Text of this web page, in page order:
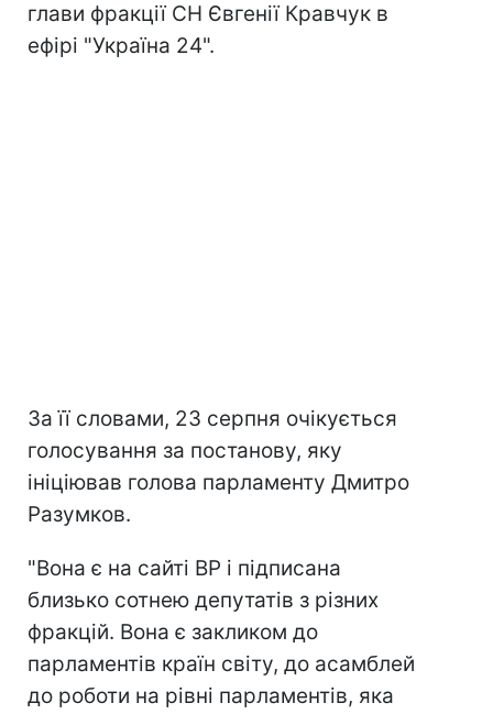
глави фракції СН Євгенії Кравчук в
ефірі "Україна 24".
За її словами, 23 серпня очікується
голосування за постанову, яку
ініціював голова парламенту Дмитро
Разумков.
"Вона є на сайті ВР і підписана
близько сотнею депутатів з різних
фракцій. Вона є закликом до
парламентів країн світу, до асамблей
до роботи на рівні парламентів, яка